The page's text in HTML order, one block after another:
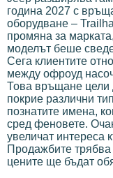
година 2027 с
оборудване –
промяна за
моделът беше
Сега клиентите
между офроуд
Това връщане цели
покрие различни
познатите имена,
сред феновете.
увеличат интереса
Продажбите трябва
цените ще бъдат